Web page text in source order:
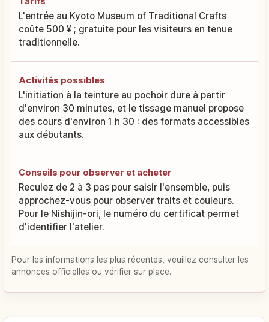
L'entrée au Kyoto Museum of Traditional Crafts
coûte 500 ¥ ; gratuite pour les visiteurs en tenue
traditionnelle.
Activités possibles
L'initiation à la teinture au pochoir dure à partir
d'environ 30 minutes, et le tissage manuel propose
des cours d'environ 1 h 30 : des formats accessibles
aux débutants.
Conseils pour observer et acheter
Reculez de 2 à 3 pas pour saisir l'ensemble, puis
approchez-vous pour observer traits et couleurs.
Pour le Nishijin-ori, le numéro du certificat permet
d'identifier l'atelier.
Pour les informations les plus récentes, veuillez consulter les
annonces officielles ou vérifier sur place.